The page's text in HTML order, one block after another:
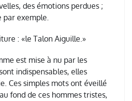
des émotions perdues ;
par exemple.
: «le Talon Aiguille.»
est mise à nu par les
indispensables, elles
Ces simples mots ont éveillé
fond de ces hommes tristes,